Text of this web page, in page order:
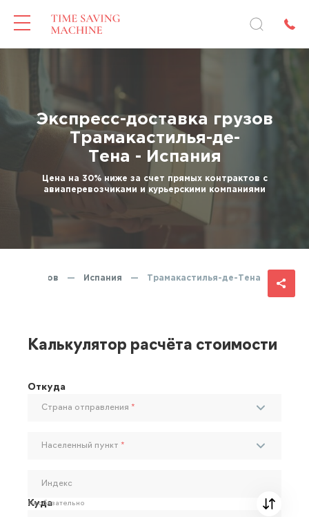
Экспресс-доставка грузов
Трамакастилья-де-
Тена - Испания
Цена на 30% ниже за счет прямых контрактов с
авиаперевозчиками и курьерскими компаниями
грузов — Испания — Трамакастилья-де-Тена
Калькулятор расчёта стоимости
Откуда
Страна отправления *
Населенный пункт *
Индекс
Необязательно
Куда